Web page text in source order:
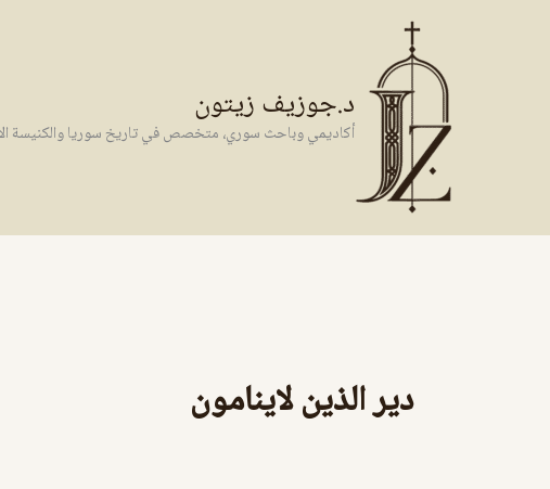
د.جوزيف زيتون
أكاديمي وباحث سوري، متخصص في تاريخ سوريا والكنيسة
دير الذين لاينامون